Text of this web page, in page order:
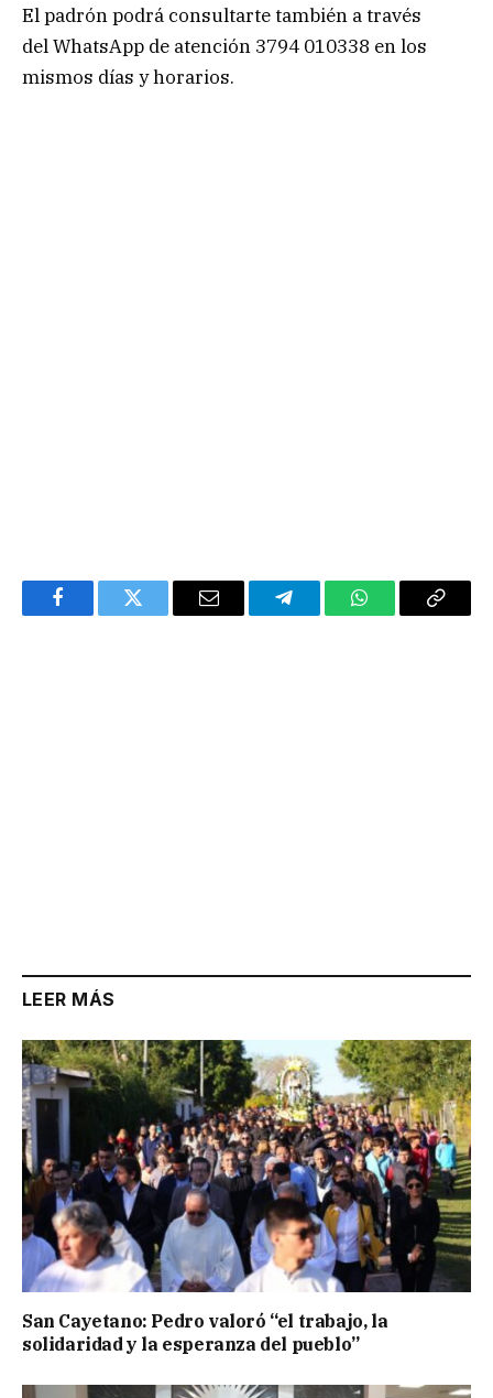
El padrón podrá consultarte también a través
delWhatsApp de atención 3794 010338 en los
mismos días y horarios.
FacebookTwitter Email TelegramWhatsAppCopy
LEER MÁS
San Cayetano: Pedro valoró “el trabajo, la
solidaridad y la esperanza del pueblo”